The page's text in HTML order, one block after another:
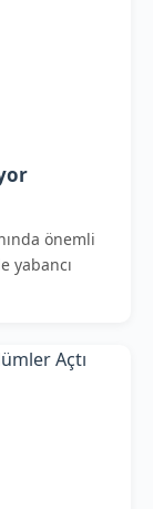
önemli
yabancı